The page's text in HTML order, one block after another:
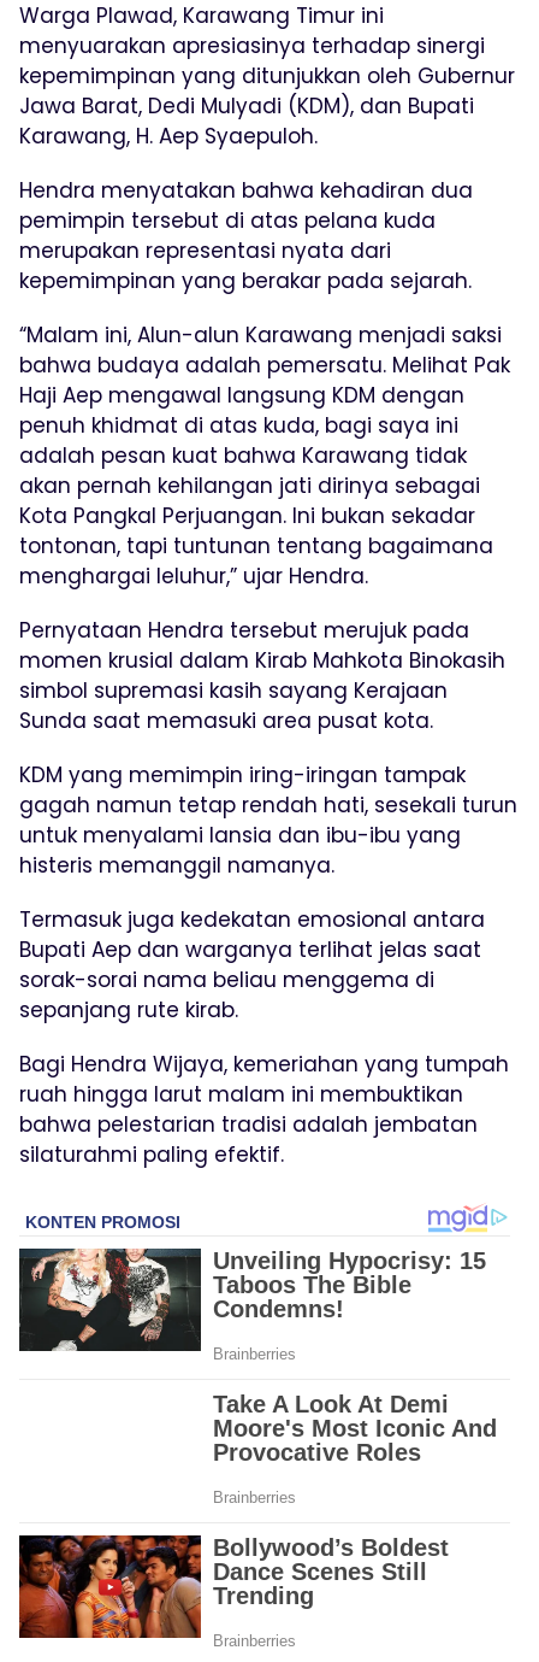
Warga Plawad, Karawang Timur ini
menyuarakan apresiasinya terhadap sinergi
kepemimpinan yang ditunjukkan oleh Gubernur
Jawa Barat, Dedi Mulyadi (KDM), dan Bupati
Karawang, H. Aep Syaepuloh.
Hendra menyatakan bahwa kehadiran dua
pemimpin tersebut di atas pelana kuda
merupakan representasi nyata dari
kepemimpinan yang berakar pada sejarah.
“Malam ini, Alun-alun Karawang menjadi saksi
bahwa budaya adalah pemersatu. Melihat Pak
Haji Aep mengawal langsung KDM dengan
penuh khidmat di atas kuda, bagi saya ini
adalah pesan kuat bahwa Karawang tidak
akan pernah kehilangan jati dirinya sebagai
Kota Pangkal Perjuangan. Ini bukan sekadar
tontonan, tapi tuntunan tentang bagaimana
menghargai leluhur,” ujar Hendra.
Pernyataan Hendra tersebut merujuk pada
momen krusial dalam Kirab Mahkota Binokasih
simbol supremasi kasih sayang Kerajaan
Sunda saat memasuki area pusat kota.
KDM yang memimpin iring-iringan tampak
gagah namun tetap rendah hati, sesekali turun
untuk menyalami lansia dan ibu-ibu yang
histeris memanggil namanya.
Termasuk juga kedekatan emosional antara
Bupati Aep dan warganya terlihat jelas saat
sorak-sorai nama beliau menggema di
sepanjang rute kirab.
Bagi Hendra Wijaya, kemeriahan yang tumpah
ruah hingga larut malam ini membuktikan
bahwa pelestarian tradisi adalah jembatan
silaturahmi paling efektif.